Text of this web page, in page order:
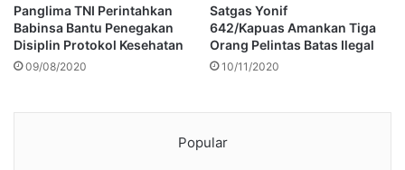
Panglima TNI Perintahkan
Babinsa Bantu Penegakan
Disiplin Protokol Kesehatan
09/08/2020
Satgas Yonif
642/Kapuas Amankan Tiga
Orang Pelintas Batas Ilegal
10/11/2020
Popular